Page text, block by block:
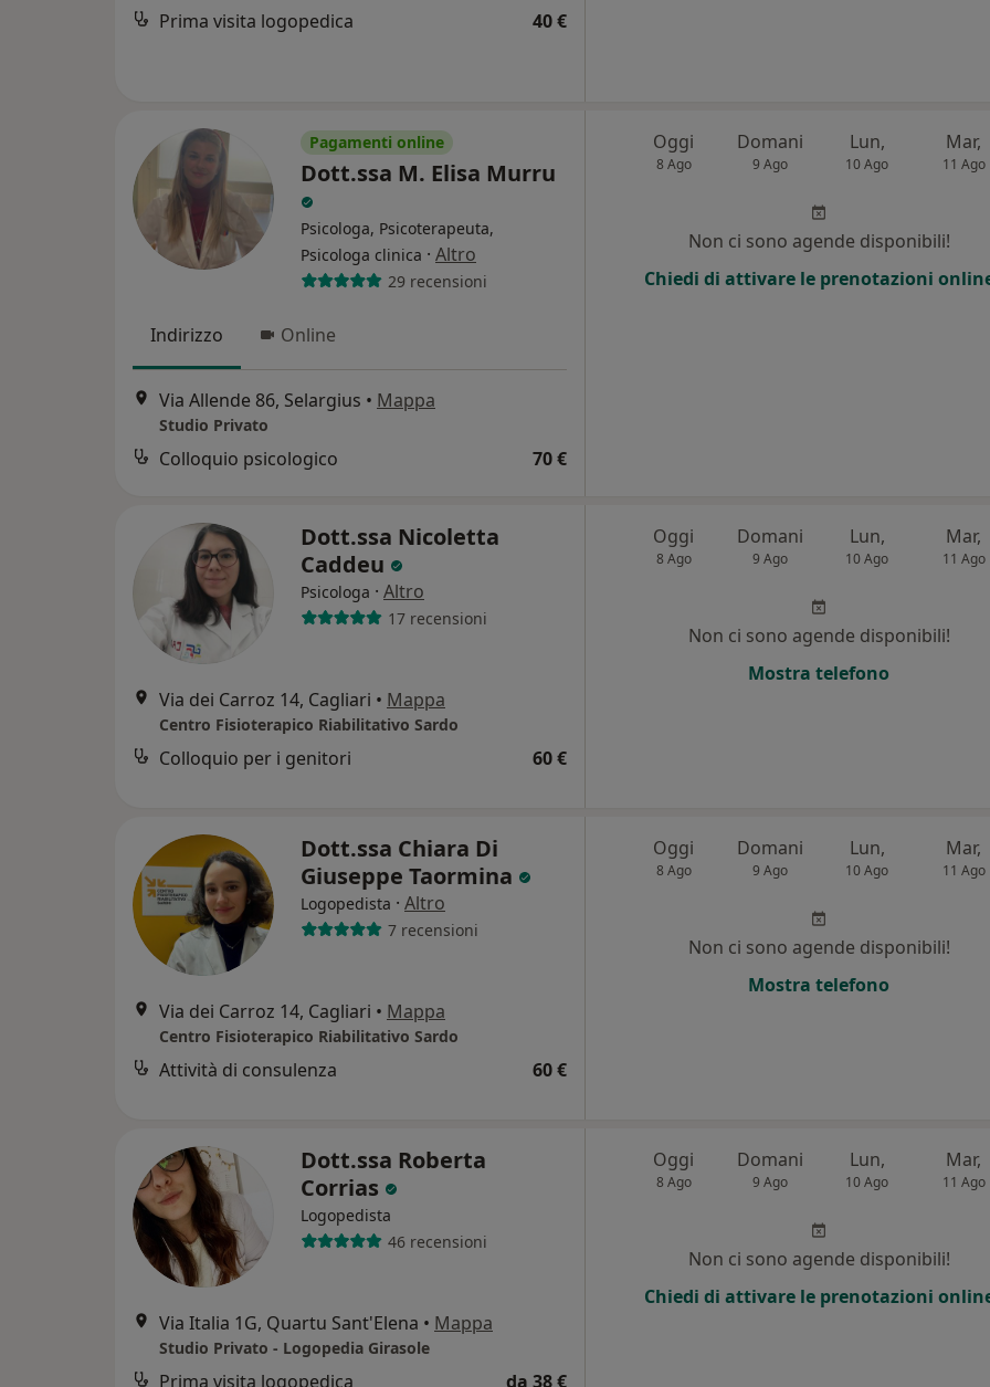
Prima visita logopedica 40 €
Pagamenti online
Dott.ssa M. Elisa Murru
Psicologa, Psicoterapeuta,
Psicologa clinica · Altro
29 recensioni
Indirizzo Online
Via Allende 86, Selargius • Mappa
Studio Privato
Colloquio psicologico 70 €
Oggi
8 Ago
Domani
9 Ago
Lun,
10 Ago
Mar,
11 Ago
Non ci sono agende disponibili!
Chiedi di attivare le prenotazioni
Dott.ssa Nicoletta
Caddeu
Psicologa · Altro
17 recensioni
Via dei Carroz 14, Cagliari • Mappa
Centro Fisioterapico Riabilitativo Sardo
Colloquio per i genitori 60 €
Oggi
8 Ago
Domani
9 Ago
Lun,
10 Ago
Mar,
11 Ago
Non ci sono agende disponibili!
Mostra telefono
Dott.ssa Chiara Di
Giuseppe Taormina
Logopedista · Altro
7 recensioni
Via dei Carroz 14, Cagliari • Mappa
Centro Fisioterapico Riabilitativo Sardo
Attività di consulenza 60 €
Oggi
8 Ago
Domani
9 Ago
Lun,
10 Ago
Mar,
11 Ago
Non ci sono agende disponibili!
Mostra telefono
Dott.ssa Roberta
Corrias
Logopedista
46 recensioni
Via Italia 1G, Quartu Sant'Elena • Mappa
Studio Privato - Logopedia Girasole
Prima visita logopedica da 38 €
Oggi
8 Ago
Domani
9 Ago
Lun,
10 Ago
Mar,
11 Ago
Non ci sono agende disponibili!
Chiedi di attivare le prenotazioni